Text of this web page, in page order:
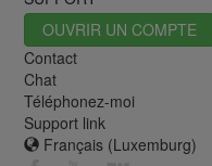
OUVRIR UN COMPTE
Contact
Chat
Téléphonez-moi
Support link
Français (Luxemburg)